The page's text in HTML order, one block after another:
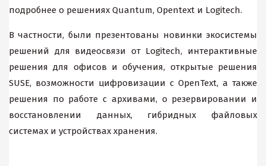
подробнее о решениях Quantum, Opentext и Logitech.
В частности, были презентованы новинки экосистемы
решений для видеосвязи от Logitech, интерактивные
решения для офисов и обучения, открытые решения
SUSE, возможности цифровизации с OpenText, а также
решения по работе с архивами, о резервировании и
восстановлении данных, гибридных файловых
системах и устройствах хранения.